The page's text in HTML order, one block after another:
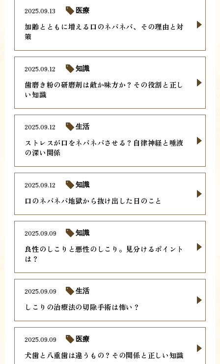
加齢とともに増える口のネバネバ、その理由と対
策
2025.09.13 医療
歯磨き粉の研磨剤は敵か味方か？その役割と正し
い知識
2025.09.12 知識
ストレスが口をネバネバさせる？自律神経と唾液
の深い関係
2025.09.12 生活
口のネバネバ地獄から抜け出した日のこと
2025.09.12 知識
良性のしこりと悪性のしこり。見分けるポイント
は？
2025.09.09 知識
しこりの治療法の切除手術は怖い？
2025.09.09 生活
犬歯と八重歯は違うもの？その関係と正しい知識
2025.09.09 医療